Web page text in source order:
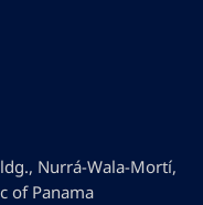
Nurrá-Wala-Mortí,
of Panama